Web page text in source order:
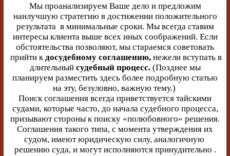
Мы проанализируем Ваше дело и предложим
наилучшую стратегию в достижении положительного
результата в минимальные сроки. Мы всегда ставим
интересы клиента выше всех иных соображений. Если
обстоятельства позволяют, мы стараемся советовать
прийти к досудебному соглашению,нежели вступать в
длительныйсудебный процесс.(Позднее мы
планируем разместить здесь более подробную статью
на эту, безуловно, важную тему.)
Поиск соглашения всегда приветствуется тайскими
судами, которые часто, до начала судебного процесса,
призывают стороны к поиску «полюбовного» решения.
Соглашения такого типа, с момента утверждения их
судом, имеют юридическую силу, аналогичную
решению суда, и могут исполняются принудительно .